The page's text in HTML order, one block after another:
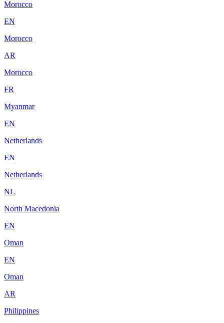
Morocco
EN
Morocco
AR
Morocco
FR
Myanmar
EN
Netherlands
EN
Netherlands
NL
North Macedonia
EN
Oman
EN
Oman
AR
Philippines